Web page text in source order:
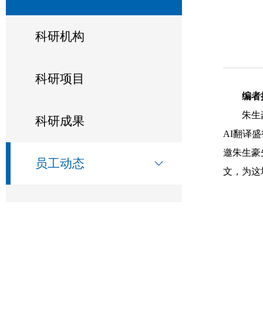
科研机构
科研项目
科研成果
员工动态
编者
朱生
AI翻译盛
邀朱生豪
文，为这